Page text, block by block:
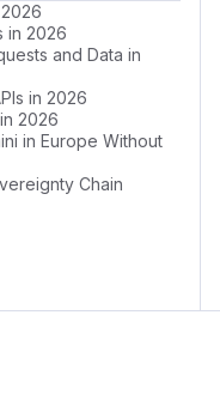
in 2026
and Data in
in 2026
2026
in Europe Without
Chain